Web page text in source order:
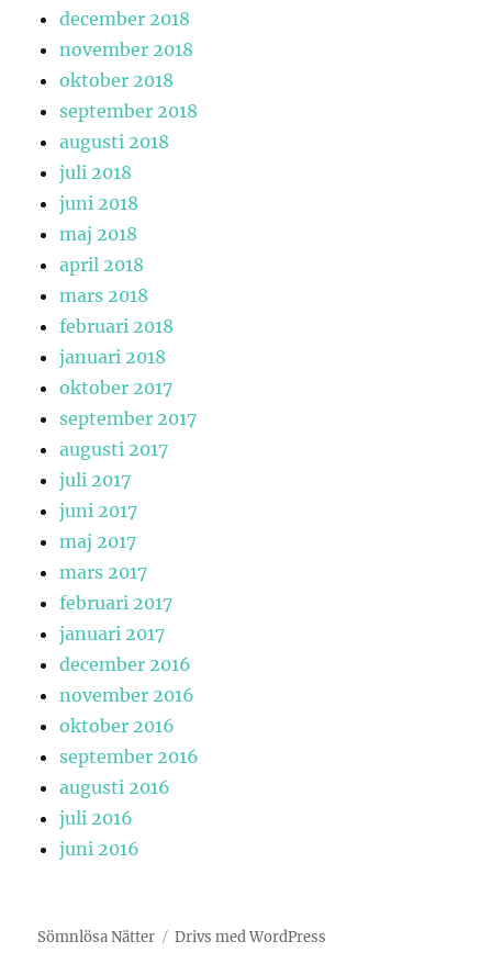
december 2018
november 2018
oktober 2018
september 2018
augusti 2018
juli 2018
juni 2018
maj 2018
april 2018
mars 2018
februari 2018
januari 2018
oktober 2017
september 2017
augusti 2017
juli 2017
juni 2017
maj 2017
mars 2017
februari 2017
januari 2017
december 2016
november 2016
oktober 2016
september 2016
augusti 2016
juli 2016
juni 2016
Sömnlösa Nätter Drivs med WordPress